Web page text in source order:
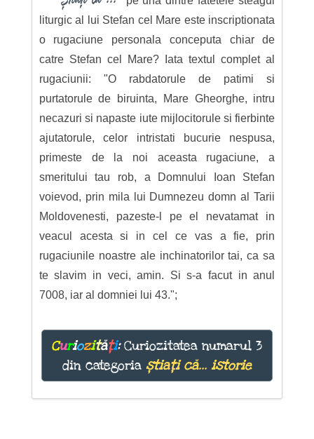
liturgic al lui Stefan cel Mare este inscriptionata
o rugaciune personala conceputa chiar de
catre Stefan cel Mare? Iata textul complet al
rugaciunii: "O rabdatorule de patimi si
purtatorule de biruinta, Mare Gheorghe, intru
necazuri si napaste iute mijlocitorule si fierbinte
ajutatorule, celor intristati bucurie nespusa,
primeste de la noi aceasta rugaciune, a
smeritului tau rob, a Domnului Ioan Stefan
voievod, prin mila lui Dumnezeu domn al Tarii
Moldovenesti, pazeste-l pe el nevatamat in
veacul acesta si in cel ce vas a fie, prin
rugaciunile noastre ale inchinatorilor tai, ca sa
te slavim in veci, amin. Si s-a facut in anul
7008, iar al domniei lui 43.";
Curiozități:Curiozitatea numarul 3
din categoria știați că... istorie